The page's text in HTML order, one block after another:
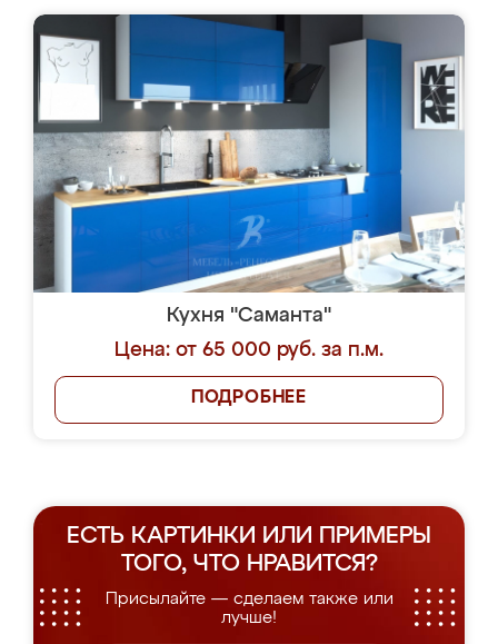
Кухня "Саманта"
Цена: от 65 000 руб. за п.м.
ПОДРОБНЕЕ
ЕСТЬ КАРТИНКИ ИЛИ ПРИМЕРЫ
ТОГО, ЧТО НРАВИТСЯ?
Присылайте — сделаем также или
лучше!